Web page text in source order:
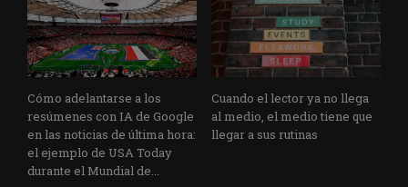
Cómo adelantarse a los
resúmenes con IA de Google
en las noticias de última hora:
el ejemplo de USA Today
durante el Mundial de...
Cuando el lector ya no llega
al medio, el medio tiene que
llegar a sus rutinas